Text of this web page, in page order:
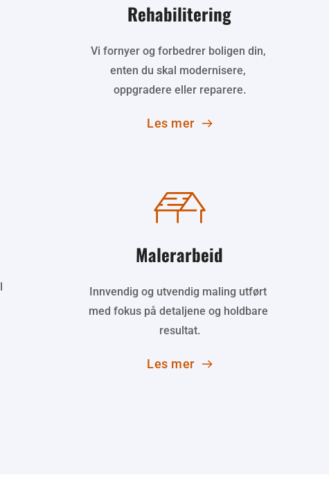
Rehabilitering
Vi fornyer og forbedrer boligen din,
enten du skal modernisere,
oppgradere eller reparere.
Les mer
Malerarbeid
Innvendig og utvendig maling utført
med fokus på detaljene og holdbare
resultat.
Les mer